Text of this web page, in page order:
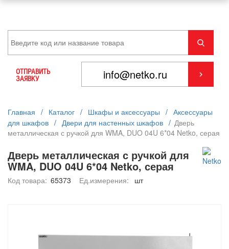
ОТПРАВИТЬ
ЗАЯВКУ
Главная / Каталог / Шкафы и аксессуары / Аксессуары
для шкафов / Двери для настенных шкафов / Дверь
металлическая с ручкой для WMA, DUO 04U 6*04 Netko, серая
Дверь металлическая с ручкой для
WMA, DUO 04U 6*04 Netko, серая
Код товара: 65373 Ед.измерения: шт